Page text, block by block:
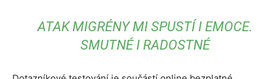
ATAK MIGRÉNY MI SPUSTÍ I EMOCE.
SMUTNÉ I RADOSTNÉ